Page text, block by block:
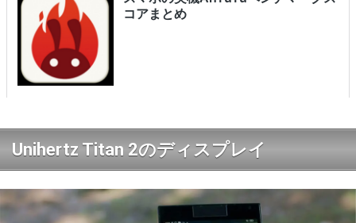
Unihertz Titan 2のディスプレイ